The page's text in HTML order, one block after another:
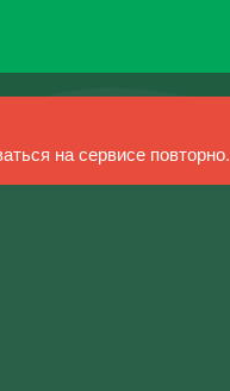
на сервисе повторно.